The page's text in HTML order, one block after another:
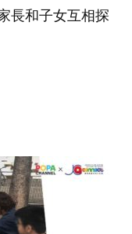
長和子女互相探